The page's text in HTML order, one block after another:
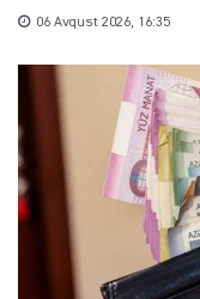
06 Avqust 2026, 16:35